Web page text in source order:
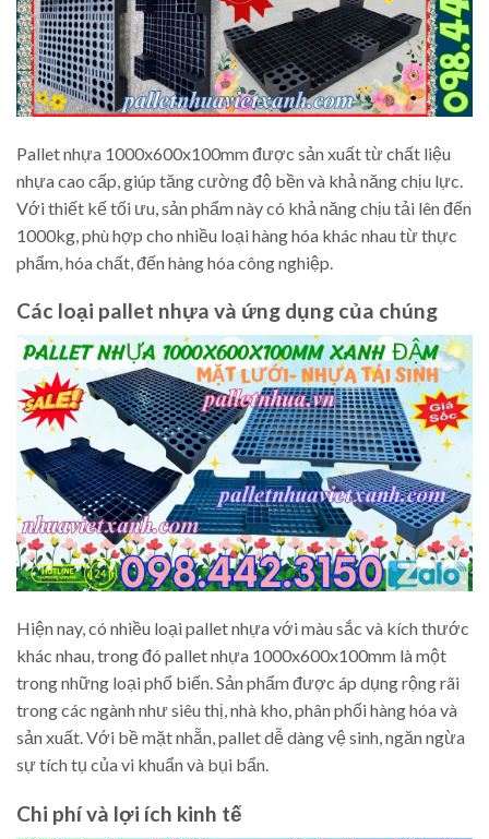
Pallet nhựa 1000x600x100mm được sản xuất từ chất liệu
nhựa cao cấp, giúp tăng cường độ bền và khả năng chịu lực.
Với thiết kế tối ưu, sản phẩm này có khả năng chịu tải lên đến
1000kg, phù hợp cho nhiều loại hàng hóa khác nhau từ thực
phẩm, hóa chất, đến hàng hóa công nghiệp.
Các loại pallet nhựa và ứng dụng của chúng
Hiện nay, có nhiều loại pallet nhựa với màu sắc và kích thước
khác nhau, trong đó pallet nhựa 1000x600x100mm là một
trong những loại phổ biến. Sản phẩm được áp dụng rộng rãi
trong các ngành như siêu thị, nhà kho, phân phối hàng hóa và
sản xuất. Với bề mặt nhẵn, pallet dễ dàng vệ sinh, ngăn ngừa
sự tích tụ của vi khuẩn và bụi bẩn.
Chi phí và lợi ích kinh tế